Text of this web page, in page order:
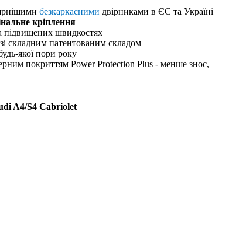
безкаркасними двірниками в ЄС та Україні
кріплення
підвищених швидкостях
складним патентованим складом
якої пори року
покриттям Power Protection Plus - менше знос,
A4/S4 Cabriolet